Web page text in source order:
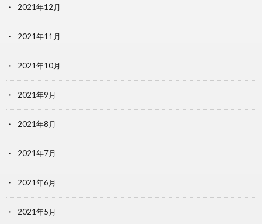
2021年12月
2021年11月
2021年10月
2021年9月
2021年8月
2021年7月
2021年6月
2021年5月